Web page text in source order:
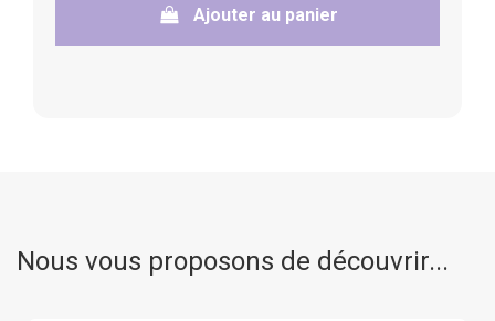
Ajouter au panier
Nous vous proposons de découvrir...